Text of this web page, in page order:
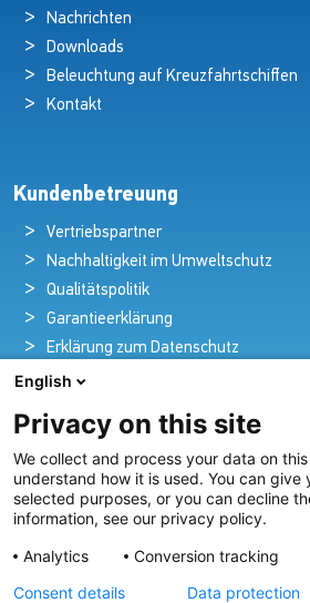
Nachrichten
Downloads
Beleuchtung auf Kreuzfahrtschiffen
Kontakt
Kundenbetreuung
Vertriebspartner
Nachhaltigkeit im Umweltschutz
Qualitätspolitik
Garantieerklärung
Erklärung zum Datenschutz
Rechtlicher Hinweis
Pioniere in nautischer Brillanz
Seit über 100 Jahren entwickeln und
Leidenschaft innovative
Bereiche der maritimen Industrie.
English
Privacy on this site
We collect and process your data on
understand how it is used. You can give
selected purposes, or you can decline
information, see our privacy policy.
Analytics
Conversion tracking
Consent details
Data protection